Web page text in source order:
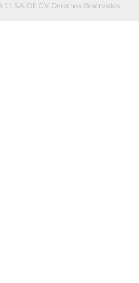
S.A. DE C.V. Derechos Reservados.